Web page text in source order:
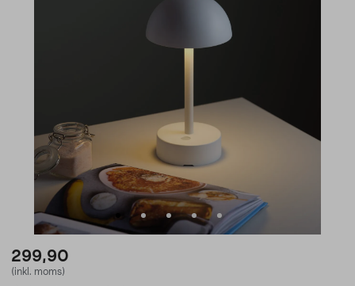
299,90
(inkl. moms)